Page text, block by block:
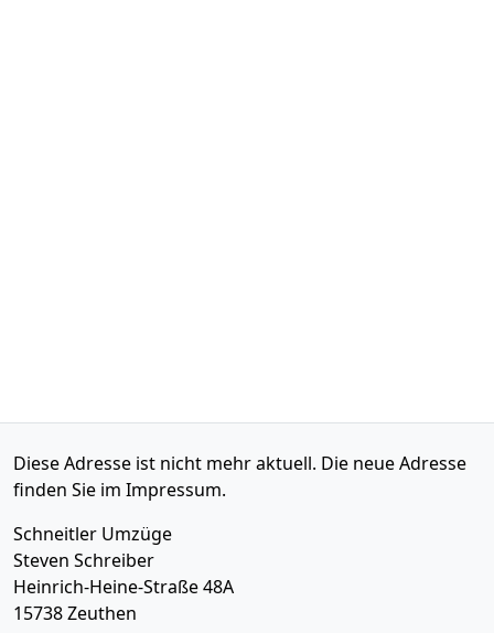
Diese Adresse ist nicht mehr aktuell. Die neue Adresse
finden Sie im Impressum.
Schneitler Umzüge
Steven Schreiber
Heinrich-Heine-Straße 48A
15738Zeuthen